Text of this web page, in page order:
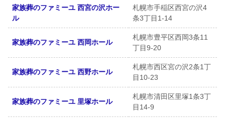
家族葬のファミーユ 西宮の沢ホー
ル
札幌市手稲区西宮の沢4
条3丁目1-14
家族葬のファミーユ 西岡ホール
札幌市豊平区西岡3条11
丁目9-20
家族葬のファミーユ 西野ホール
札幌市西区宮の沢2条1丁
目10-23
家族葬のファミーユ 里塚ホール
札幌市清田区里塚1条3丁
目14-9